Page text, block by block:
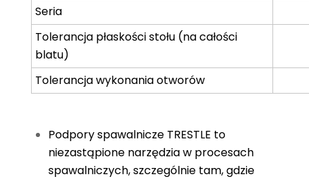
Seria
Tolerancja płaskości stołu (na całości
blatu)
Tolerancja wykonania otworów
Podpory spawalnicze TRESTLE to
niezastąpione narzędzia w procesach
spawalniczych, szczególnie tam, gdzie